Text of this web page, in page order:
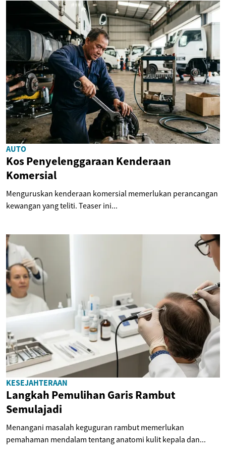
AUTO
Kos Penyelenggaraan Kenderaan
Komersial
Menguruskan kenderaan komersial memerlukan perancangan
kewangan yang teliti. Teaser ini...
KESEJAHTERAAN
Langkah Pemulihan Garis Rambut
Semulajadi
Menangani masalah keguguran rambut memerlukan
pemahaman mendalam tentang anatomi kulit kepala dan...